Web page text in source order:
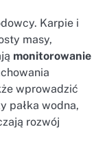
Karpie i
masy,
monitorowanie
wprowadzić
pałka wodna,
rozwój